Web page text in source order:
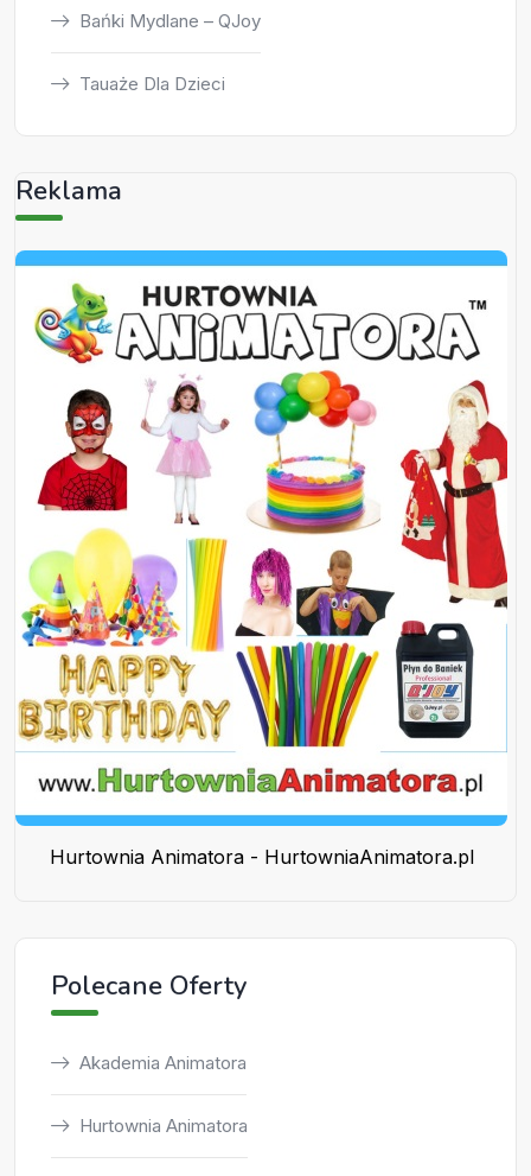
Bańki Mydlane – QJoy
Tauaże Dla Dzieci
Reklama
Hurtownia Animatora - HurtowniaAnimatora.pl
Polecane Oferty
Akademia Animatora
Hurtownia Animatora